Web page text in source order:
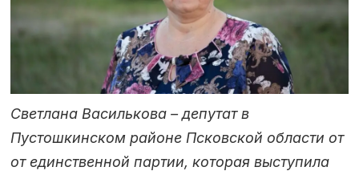
Светлана Василькова – депутат в
Пустошкинском районе Псковской области от
от единственной партии, которая выступила